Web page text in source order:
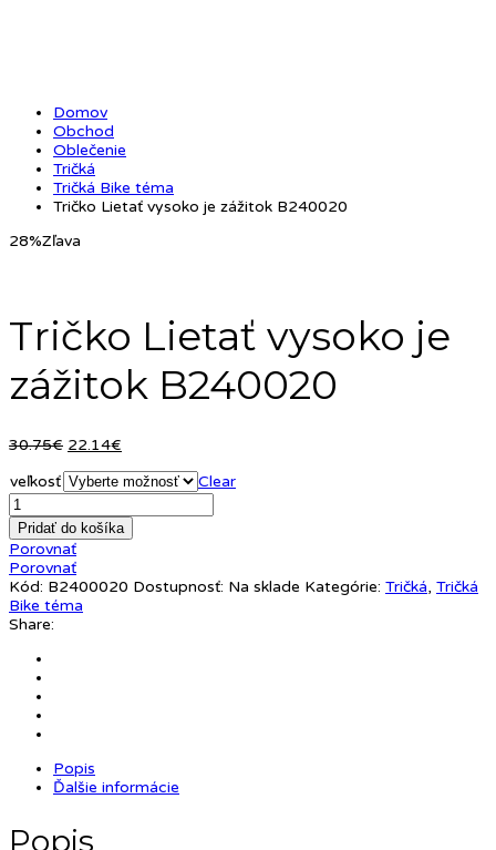
Domov
Obchod
Oblečenie
Tričká
Tričká Bike téma
Tričko Lietať vysoko je zážitok B240020
28%Zľava
Tričko Lietať vysoko je
zážitok B240020
30.75€ Pôvodná
bola:
30.75€.
22.14€
je:
22.14€.
veľkosť Clear
Pridať do košíka
Porovnať
Porovnať
Kód: B2400020 Dostupnosť: Na sklade Kategórie: Tričká, Tričká
Bike téma
Share:
Popis
Ďalšie informácie
Popis